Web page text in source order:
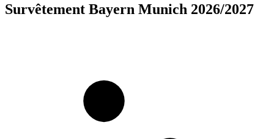
Survêtement Bayern Munich 2026/2027